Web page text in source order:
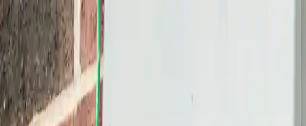
Tilmeld virksomhed Indsend opgave